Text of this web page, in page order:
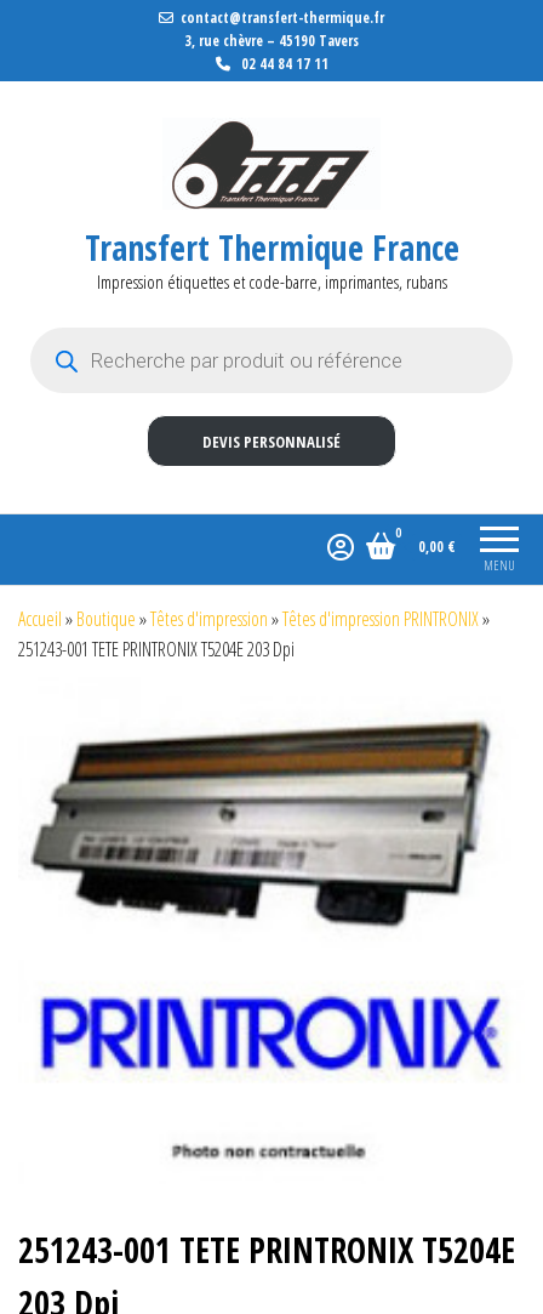
contact@transfert-thermique.fr
3, rue chèvre – 45190 Tavers
02 44 84 17 11
Transfert Thermique France
Impression étiquettes et code-barre, imprimantes, rubans
DEVIS PERSONNALISÉ
MENU
0
0,00 €
Accueil»Boutique»Têtes d'impression»Têtes d'impression PRINTRONIX»
251243-001 TETE PRINTRONIX T5204E 203 Dpi
251243-001 TETE PRINTRONIX T5204E
203 Dpi